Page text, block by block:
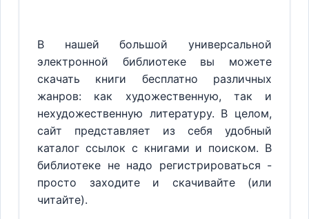
В нашей большой универсальной
электронной библиотеке вы можете
скачать книги бесплатно различных
жанров: как художественную, так и
нехудожественную литературу. В целом,
сайт представляет из себя удобный
каталог ссылок с книгами и поиском. В
библиотеке не надо регистрироваться -
просто заходите и скачивайте (или
читайте).